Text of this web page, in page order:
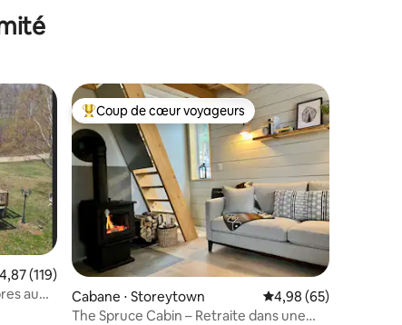
: 5 sur 5
moyenne sur la base de 119 commentaires : 4,87 sur 5
4,87 (119)
au
Coups de cœur voyageurs les plus appréciés
Coup de cœur voyageurs
Cabane ⋅ Storeytown Évaluation moyenne
4,98 (65)
The Spruce Cabin – Retraite dans une